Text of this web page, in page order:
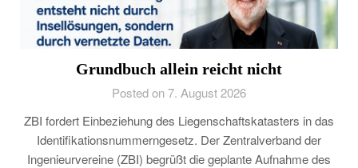
Grundbuch allein reicht nicht
Posted on 7. August 2026
ZBI fordert Einbeziehung des Liegenschaftskatasters in das
Identifikationsnummerngesetz. Der Zentralverband der
Ingenieurvereine (ZBI) begrüßt die geplante Aufnahme des